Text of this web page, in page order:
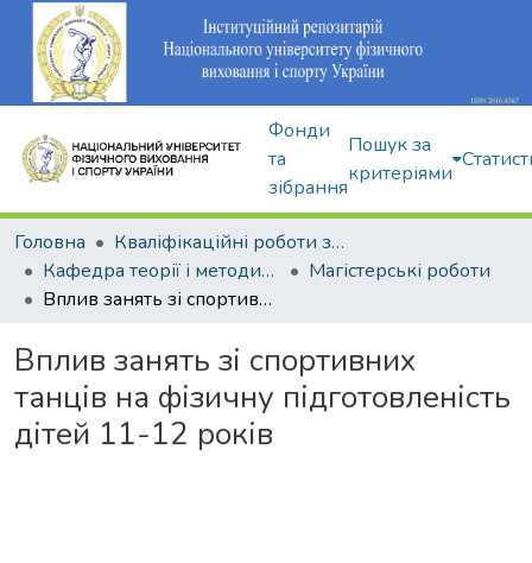
Фонди
та
зібрання
Пошук за
критеріями
Головна
Кваліфікаційні роботи здобувачів вищої освіти
Кафедра теорії і методики фізичного виховання
Магістерські роботи
Вплив занять зі спортивних танців на фізичну підготовленість дітей 11-12 років
Вплив занять зі спортивних
танців на фізичну підготовленість
дітей 11-12 років